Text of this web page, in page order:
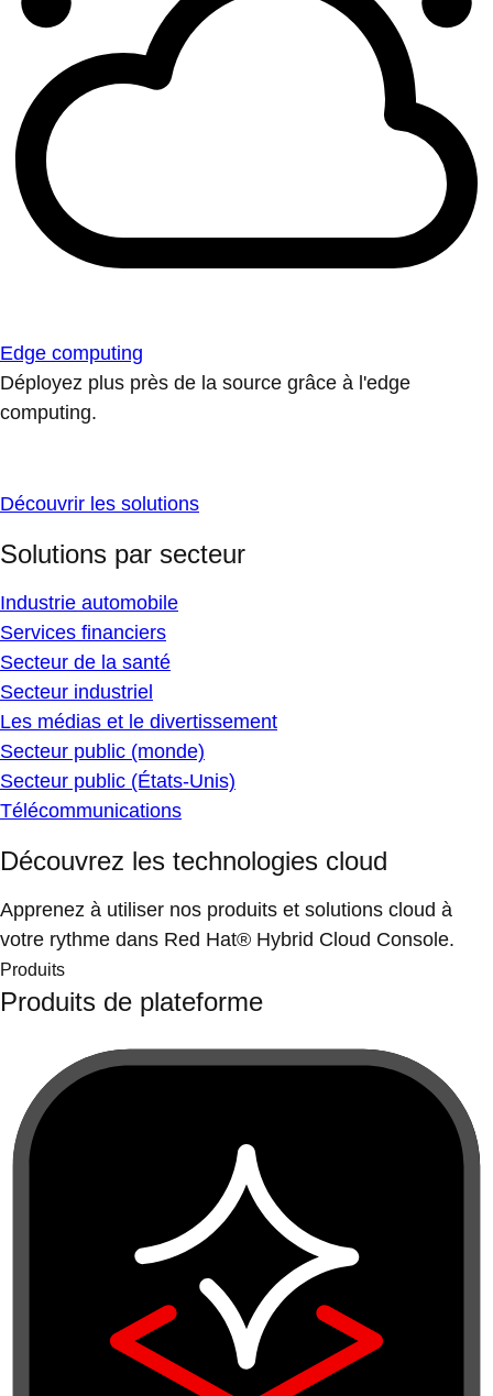
Edge computing
Déployez plus près de la source grâce à l'edge
computing.
Découvrir les solutions
Solutions par secteur
Industrie automobile
Services financiers
Secteur de la santé
Secteur industriel
Les médias et le divertissement
Secteur public (monde)
Secteur public (États-Unis)
Télécommunications
Découvrez les technologies cloud
Apprenez à utiliser nos produits et solutions cloud à
votre rythme dans Red Hat® Hybrid Cloud Console.
Produits
Produits de plateforme